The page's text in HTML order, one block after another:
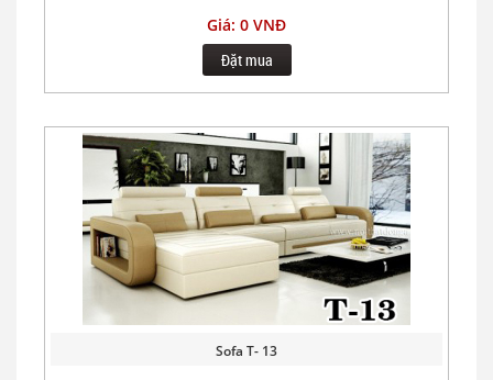
Giá: 0 VNĐ
Đặt mua
Sofa T- 13